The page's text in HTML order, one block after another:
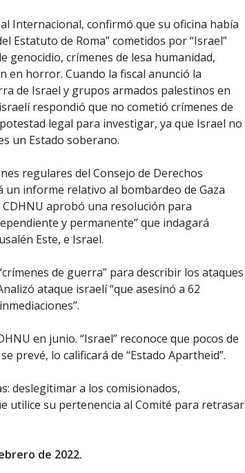
Internacional, confirmó que su oficina había
Estatuto de Roma” cometidos por “Israel”
genocidio, crímenes de lesa humanidad,
en horror. Cuando la fiscal anunció la
de Israel y grupos armados palestinos en
respondió que no cometió crímenes de
legal para investigar, ya que Israel no
un Estado soberano.
regulares del Consejo de Derechos
un informe relativo al bombardeo de Gaza
CDHNU aprobó una resolución para
y permanente” que indagará
Este, e Israel.
de guerra” para describir los ataques
ataque israelí “que asesinó a 62
en junio. “Israel” reconoce que pocos de
prevé, lo calificará de “Estado Apartheid”.
deslegitimar a los comisionados,
utilice su pertenencia al Comité para retrasar
de 2022.